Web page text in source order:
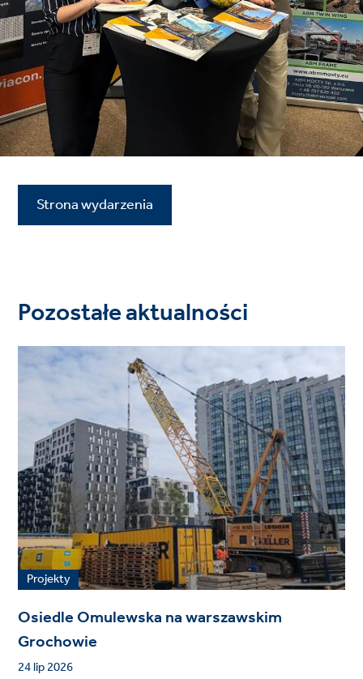
Strona wydarzenia
Pozostałe aktualności
Projekty
Osiedle Omulewska na warszawskim
Grochowie
24 lip 2026